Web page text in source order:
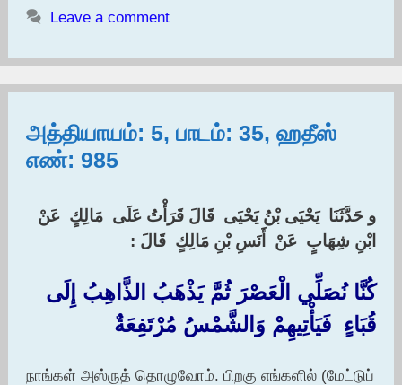
Leave a comment
அத்தியாயம்: 5, பாடம்: 35, ஹதீஸ்
எண்: 985
و حَدَّثَنَا ‏ ‏يَحْيَى بْنُ يَحْيَى ‏ ‏قَالَ قَرَأْتُ عَلَى ‏ ‏مَالِكٍ ‏ ‏عَنْ ‏
‏ابْنِ شِهَابٍ ‏ ‏عَنْ ‏ ‏أَنَسِ بْنِ مَالِكٍ ‏ ‏قَالَ ‏:‏
كُنَّا نُصَلِّي الْعَصْرَ ثُمَّ يَذْهَبُ الذَّاهِبُ إِلَى ‏
‏قُبَاءٍ ‏ ‏فَيَأْتِيهِمْ وَالشَّمْسُ مُرْتَفِعَةٌ
நாங்கள் அஸ்ருத் தொழுவோம். பிறகு எங்களில் (மேட்டுப்